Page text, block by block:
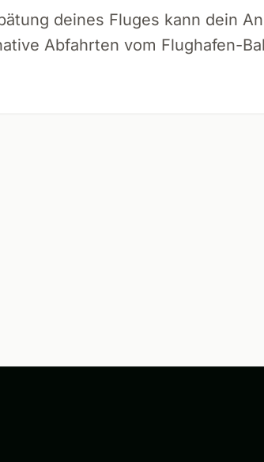
deines Fluges kann dein
Abfahrten vom Flughafen-